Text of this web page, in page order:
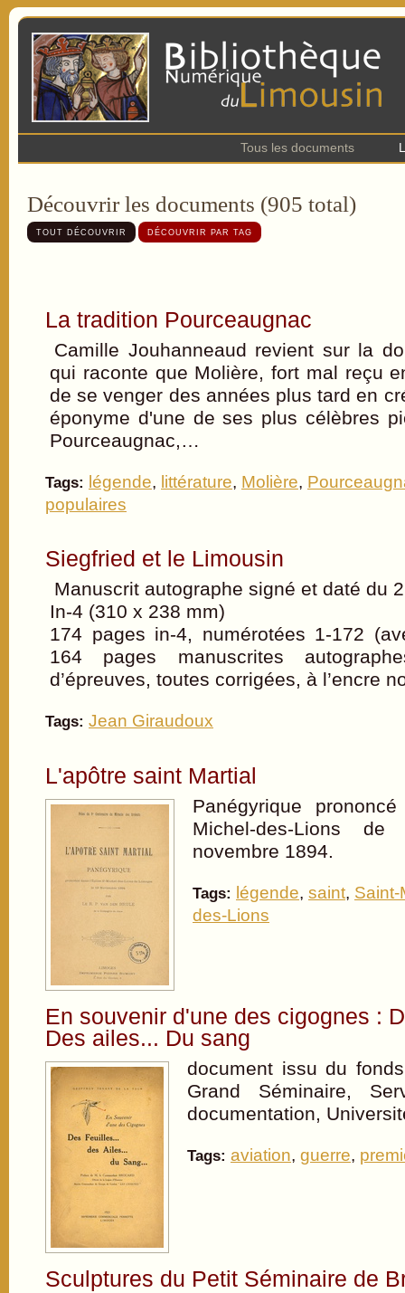
Tous les documents
Découvrir les documents (905 total)
TOUT DÉCOUVRIR DÉCOUVRIR PAR TAG
La tradition Pourceaugnac
Camille Jouhanneaud revient sur la
qui raconte que Molière, fort mal reçu
de se venger des années plus tard en
éponyme d'une de ses plus célèbres
Pourceaugnac,…
Tags: légende, littérature, Molière,
populaires
Siegfried et le Limousin
Manuscrit autographe signé et daté du
In-4 (310 x 238 mm)
174 pages in-4, numérotées 1-172
164 pages manuscrites
d’épreuves, toutes corrigées, à l’encre
Tags: Jean Giraudoux
L'apôtre saint Martial
Panégyrique
Michel-des-Lions
novembre 1894.
Tags: légende, saint, Saint-
des-Lions
En souvenir d'une des cigognes :
Des ailes... Du sang
document issu du
Grand Séminaire,
documentation,
Tags: aviation, guerre,
Sculptures du Petit Séminaire de